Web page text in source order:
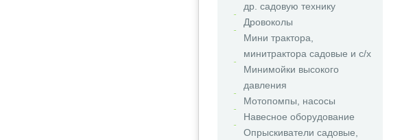
др. садовую технику
Дровоколы
Мини трактора,
минитрактора садовые и с/х
Минимойки высокого
давления
Мотопомпы, насосы
Навесное оборудование
Опрыскиватели садовые,